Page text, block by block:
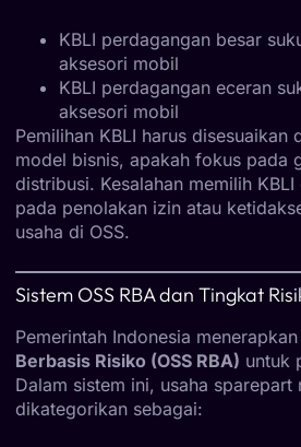
KBLI perdagangan besar
aksesori mobil
KBLI perdagangan eceran
aksesori mobil
Pemilihan KBLI harus disesuaikan
model bisnis, apakah fokus pada
distribusi. Kesalahan memilih
pada penolakan izin atau
usaha di OSS.
Sistem OSS RBA dan Tingkat
Pemerintah Indonesia
Berbasis Risiko (OSS RBA) untuk
Dalam sistem ini, usaha sparepart
dikategorikan sebagai: